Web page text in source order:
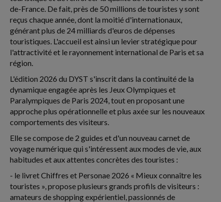
de-France. De fait, près de 50 millions de touristes y sont
reçus chaque année, dont la moitié d'internationaux,
générant plus de 24 milliards d'euros de dépenses
touristiques. L'accueil est ainsi un levier stratégique pour
l'attractivité et le rayonnement international de Paris et sa
région.
L'édition 2026 du DYST s'inscrit dans la continuité de la
dynamique engagée après les Jeux Olympiques et
Paralympiques de Paris 2024, tout en proposant une
approche plus opérationnelle et plus axée sur les nouveaux
comportements des visiteurs.
Elle se compose de 2 guides et d'un nouveau carnet de
voyage numérique qui s'intéressent aux modes de vie, aux
habitudes et aux attentes concrètes des touristes :
- le livret Chiffres et Personae 2026 « Mieux connaître les
touristes », propose plusieurs grands profils de visiteurs :
amateurs de shopping expérientiel, passionnés de